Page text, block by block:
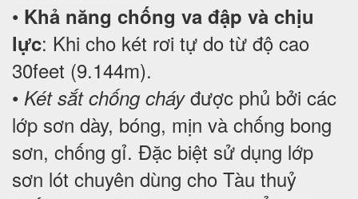
• Khả năng chống va đập và chịu
lực: Khi cho két rơi tự do từ độ cao
30feet (9.144m).
• Két sắt chống cháyđược phủ bởi các
lớp sơn dày, bóng, mịn và chống bong
sơn, chống gỉ. Đặc biệt sử dụng lớp
sơn lót chuyên dùng cho Tàu thuỷ